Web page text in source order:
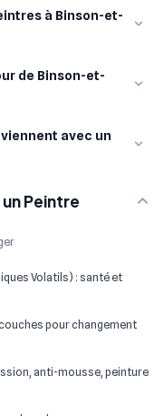
à Binson-et-
de Binson-et-
avec un
Peintre
Volatils) : santé et
pour changement
anti-mousse, peinture